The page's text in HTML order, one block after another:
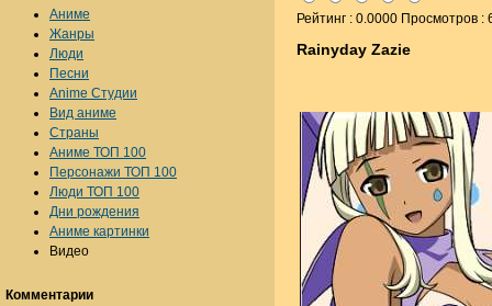
Рейтинг : 0.0000 Просмотров :
Rainyday Zazie
Аниме
Жанры
Люди
Песни
Anime Студии
Вид аниме
Страны
Аниме ТОП 100
Персонажи ТОП 100
Люди ТОП 100
Дни рождения
Аниме картинки
Видео
Комментарии